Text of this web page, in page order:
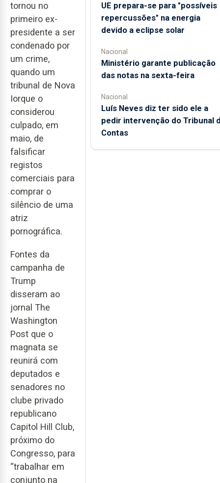
tornou no
primeiro ex-
presidente a ser
condenado por
um crime,
quando um
tribunal de Nova
Iorque o
considerou
culpado, em
maio, de
falsificar
registos
comerciais para
comprar o
silêncio de uma
atriz
pornográfica.
Fontes da
campanha de
Trump
disseram ao
jornal The
Washington
Post que o
magnata se
reunirá com
deputados e
senadores no
clube privado
republicano
Capitol Hill Club,
próximo do
Congresso, para
“trabalhar em
conjunto na
UE prepara-se para "possíveis
repercussões" na energia
devido a eclipse solar
Nacional
Ministério garante publicação
das notas na sexta-feira
Nacional
Luís Neves diz ter sido ele a
pedir intervenção do Tribunal
Contas